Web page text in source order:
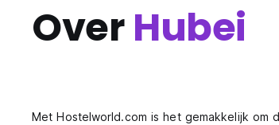
OverHubei
Met Hostelworld.com is het gemakkelijk